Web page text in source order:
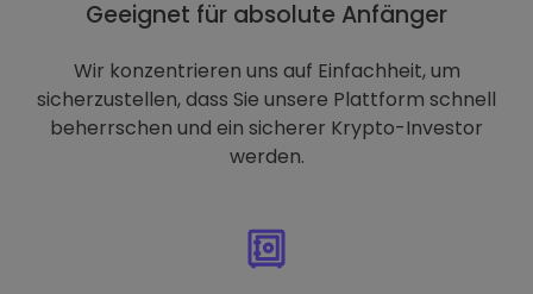
Geeignet für absolute Anfänger
Wir konzentrieren uns auf Einfachheit, um
sicherzustellen, dass Sie unsere Plattform schnell
beherrschen und ein sicherer Krypto-Investor
werden.